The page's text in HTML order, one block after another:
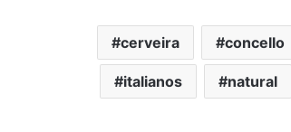
cerveira concello
italianos natural